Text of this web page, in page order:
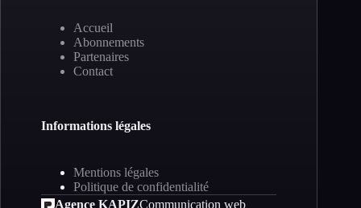
Accueil
Abonnements
Partenaires
Contact
Informations légales
Mentions légales
Politique de confidentialité
Agence KAPIZCommunication web